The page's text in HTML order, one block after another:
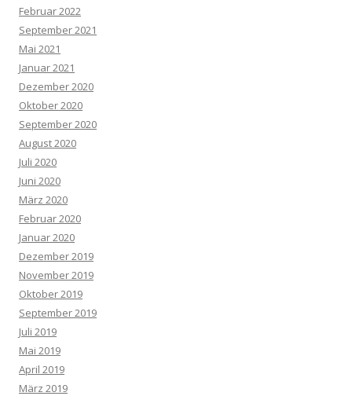
Februar 2022
September 2021
Mai 2021
Januar 2021
Dezember 2020
Oktober 2020
September 2020
August 2020
Juli 2020
Juni 2020
März 2020
Februar 2020
Januar 2020
Dezember 2019
November 2019
Oktober 2019
September 2019
Juli 2019
Mai 2019
April 2019
März 2019